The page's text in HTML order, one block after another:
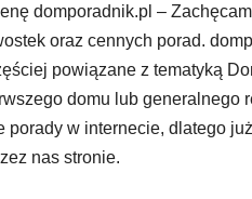
domporadnik.pl –
oraz cennych porad.
powiązane z tematyką
domu lub generalnego
porady w internecie, dlatego
nas stronie.